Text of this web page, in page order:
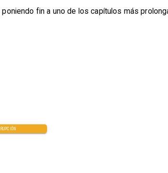
fin a uno de los capítulos más